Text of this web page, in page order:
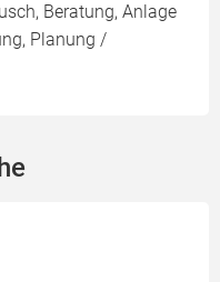
Beratung, Anlage
Planung /